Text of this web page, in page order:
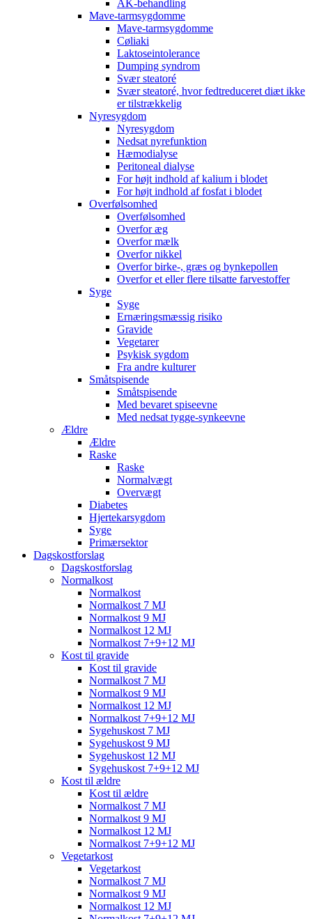
AK-behandling
Mave-tarmsygdomme
Mave-tarmsygdomme
Cøliaki
Laktoseintolerance
Dumping syndrom
Svær steatoré
Svær steatoré, hvor fedtreduceret diæt ikke
er tilstrækkelig
Nyresygdom
Nyresygdom
Nedsat nyrefunktion
Hæmodialyse
Peritoneal dialyse
For højt indhold af kalium i blodet
For højt indhold af fosfat i blodet
Overfølsomhed
Overfølsomhed
Overfor æg
Overfor mælk
Overfor nikkel
Overfor birke-, græs og bynkepollen
Overfor et eller flere tilsatte farvestoffer
Syge
Syge
Ernæringsmæssig risiko
Gravide
Vegetarer
Psykisk sygdom
Fra andre kulturer
Småtspisende
Småtspisende
Med bevaret spiseevne
Med nedsat tygge-synkeevne
Ældre
Ældre
Raske
Raske
Normalvægt
Overvægt
Diabetes
Hjertekarsygdom
Syge
Primærsektor
Dagskostforslag
Dagskostforslag
Normalkost
Normalkost
Normalkost 7 MJ
Normalkost 9 MJ
Normalkost 12 MJ
Normalkost 7+9+12 MJ
Kost til gravide
Kost til gravide
Normalkost 7 MJ
Normalkost 9 MJ
Normalkost 12 MJ
Normalkost 7+9+12 MJ
Sygehuskost 7 MJ
Sygehuskost 9 MJ
Sygehuskost 12 MJ
Sygehuskost 7+9+12 MJ
Kost til ældre
Kost til ældre
Normalkost 7 MJ
Normalkost 9 MJ
Normalkost 12 MJ
Normalkost 7+9+12 MJ
Vegetarkost
Vegetarkost
Normalkost 7 MJ
Normalkost 9 MJ
Normalkost 12 MJ